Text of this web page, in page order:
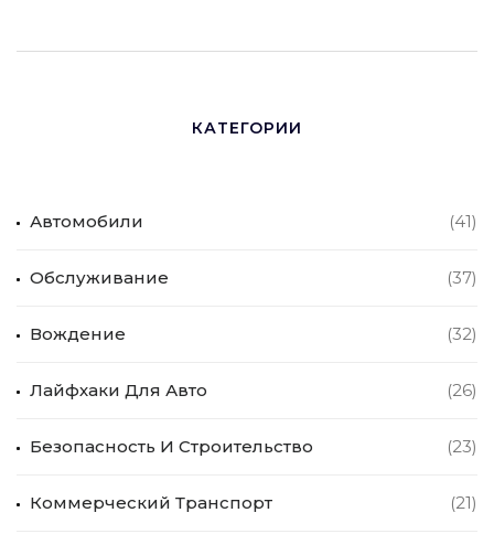
КАТЕГОРИИ
Автомобили (41)
Обслуживание (37)
Вождение (32)
Лайфхаки Для Авто (26)
Безопасность И Строительство (23)
Коммерческий Транспорт (21)